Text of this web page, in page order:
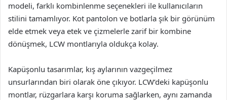
modeli, farklı kombinlenme seçenekleri ile kullanıcıların
stilini tamamlıyor. Kot pantolon ve botlarla şık bir görünüm
elde etmek veya etek ve çizmelerle zarif bir kombine
dönüşmek, LCW montlarıyla oldukça kolay.
Kapüşonlu tasarımlar, kış aylarının vazgeçilmez
unsurlarından biri olarak öne çıkıyor. LCW’deki kapüşonlu
montlar, rüzgarlara karşı koruma sağlarken, aynı zamanda